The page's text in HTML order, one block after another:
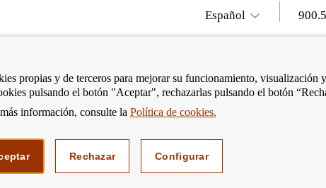
Español
RECLAMACIÓN
Podemos ayudarte Mostrar
menú
propias y de terceros para mejorar su funcionamiento, visualización
pulsando el botón "Aceptar", rechazarlas pulsando el botón
información, consulte la Política de cookies.
Rechazar Configurar